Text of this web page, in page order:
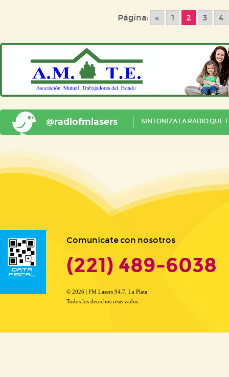
Página: « 1 2 3 4
@radiofmlasers SINTONIZA LA RADIO QUE
Comunicate con nosotros
(221) 489-6038
© 2026 | FM Lasers 94.7, La Plata
Todos los derechos reservados